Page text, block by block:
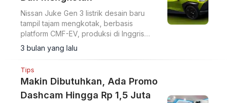
Nissan Juke Gen 3 listrik desain baru
tampil tajam mengkotak, berbasis
platform CMF-EV, produksi di Inggris
untuk peluncuran global 2026.
3 bulan yang lalu
Tips
Makin Dibutuhkan, Ada Promo
Dashcam Hingga Rp 1,5 Juta